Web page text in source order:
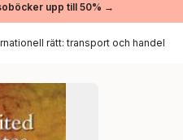
upp till 50% →
rätt: transport och handel